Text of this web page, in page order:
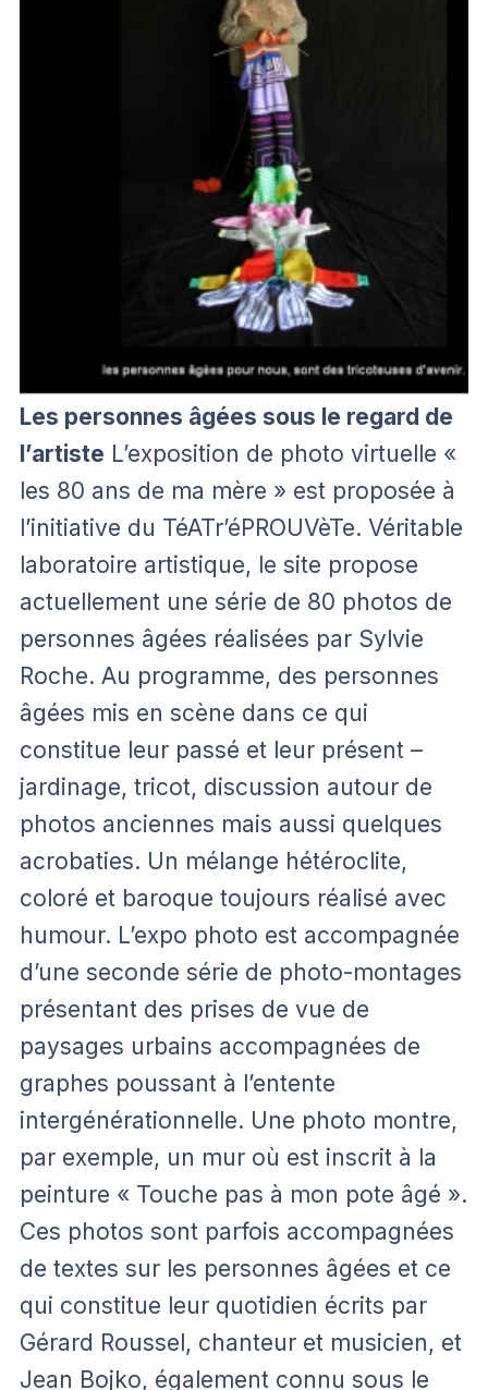
Les personnes âgées sous le regard de
l’artiste L’exposition de photo virtuelle «
les 80 ans de ma mère » est proposée à
l’initiative du TéATr’éPROUVèTe. Véritable
laboratoire artistique, le site propose
actuellement une série de 80 photos de
personnes âgées réalisées par Sylvie
Roche. Au programme, des personnes
âgées mis en scène dans ce qui
constitue leur passé et leur présent –
jardinage, tricot, discussion autour de
photos anciennes mais aussi quelques
acrobaties. Un mélange hétéroclite,
coloré et baroque toujours réalisé avec
humour. L’expo photo est accompagnée
d’une seconde série de photo-montages
présentant des prises de vue de
paysages urbains accompagnées de
graphes poussant à l’entente
intergénérationnelle. Une photo montre,
par exemple, un mur où est inscrit à la
peinture « Touche pas à mon pote âgé ».
Ces photos sont parfois accompagnées
de textes sur les personnes âgées et ce
qui constitue leur quotidien écrits par
Gérard Roussel, chanteur et musicien, et
Jean Bojko, également connu sous le